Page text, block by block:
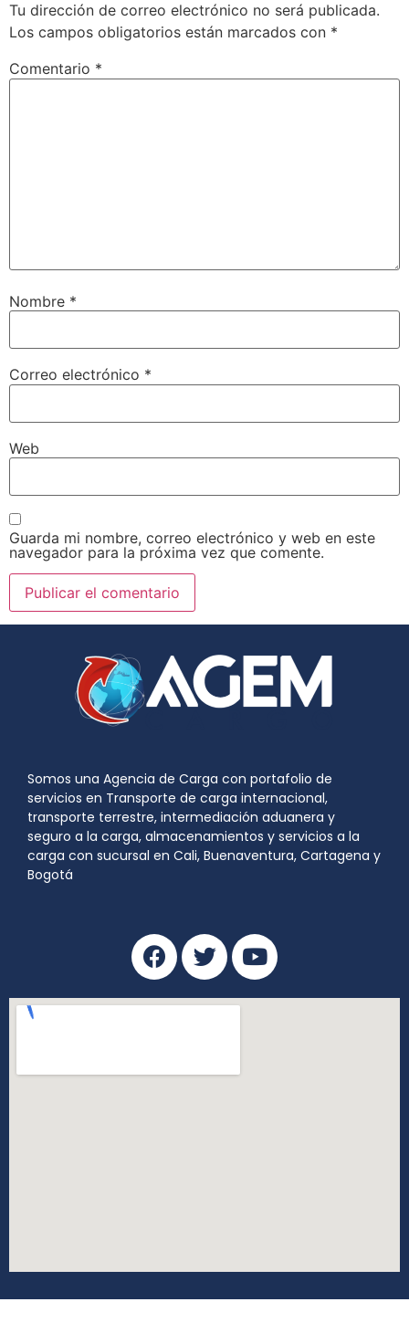
Tu dirección de correo electrónico no será publicada.
Los campos obligatorios están marcados con *
Comentario *
Nombre *
Correo electrónico *
Web
Guarda mi nombre, correo electrónico y web en este
navegador para la próxima vez que comente.
Somos una Agencia de Carga con portafolio de
servicios en Transporte de carga internacional,
transporte terrestre, intermediación aduanera y
seguro a la carga, almacenamientos y servicios a la
carga con sucursal en Cali, Buenaventura, Cartagena y
Bogotá